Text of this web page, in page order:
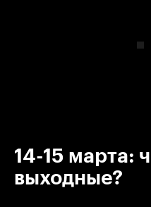
14-15 марта:
выходные?